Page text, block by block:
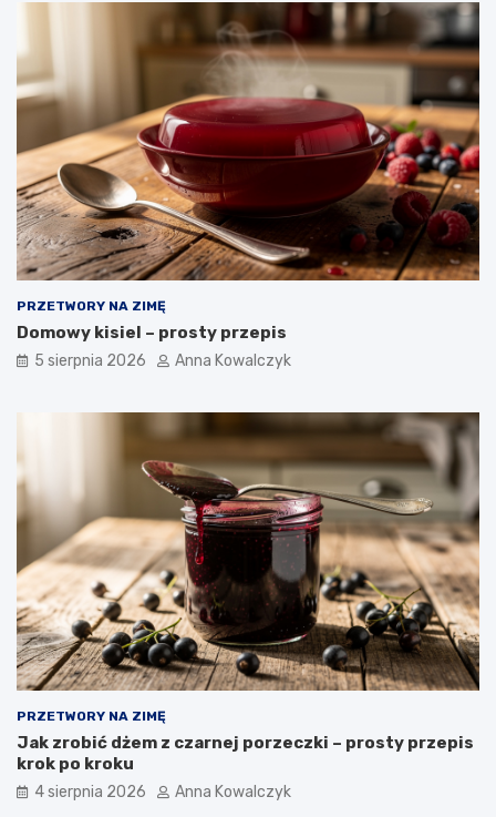
PRZETWORY NA ZIMĘ
Domowy kisiel – prosty przepis
5 sierpnia 2026 Anna Kowalczyk
PRZETWORY NA ZIMĘ
Jak zrobić dżem z czarnej porzeczki – prosty przepis
krok po kroku
4 sierpnia 2026 Anna Kowalczyk